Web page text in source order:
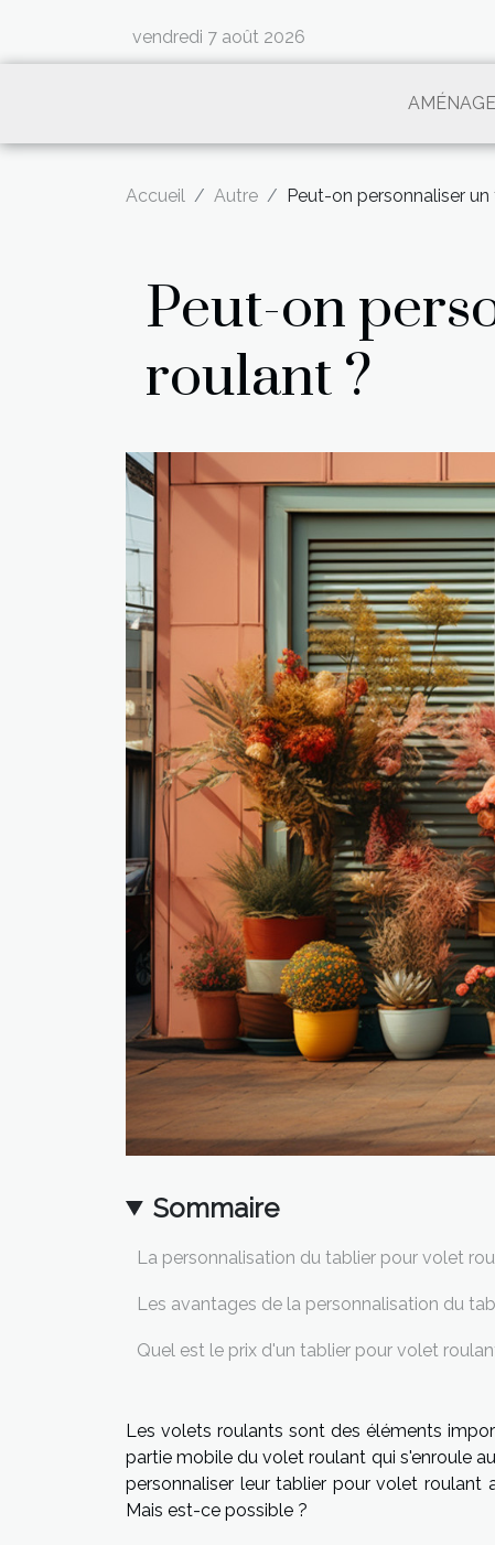
vendredi 7 août 2026
Accueil Autre Peut-on personnaliser
Peut-on
roulant ?
Sommaire
La personnalisation du tablier pour volet
Les avantages de la personnalisation du
Quel est le prix d'un tablier pour volet
Les volets roulants sont des éléments
partie mobile du volet roulant qui s'enroule
personnaliser leur tablier pour volet roulant
Mais est-ce possible ?